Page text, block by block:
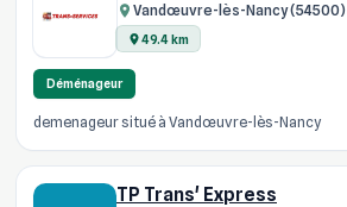
Vandœuvre-lès-Nancy (54500)
49.4 km
Déménageur
demenageur situé à Vandœuvre-lès-Nancy
TP Trans' Express